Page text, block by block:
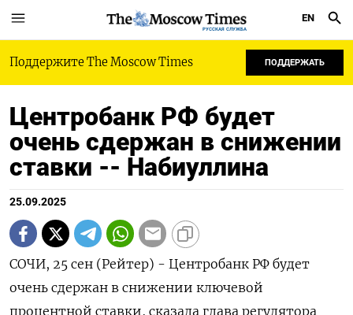
РУССКАЯ СЛУЖБА
EN
Поддержите The Moscow Times ПОДДЕРЖАТЬ
Центробанк РФ будет
очень сдержан в снижении
ставки -- Набиуллина
25.09.2025
СОЧИ, 25 сен (Рейтер) - Центробанк РФ будет
очень сдержан в снижении ключевой
процентной ставки, сказала глава регулятора